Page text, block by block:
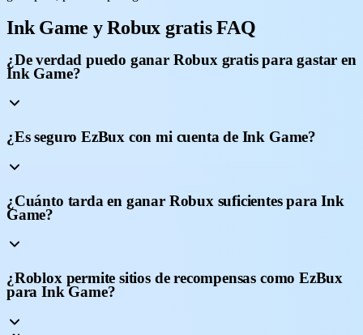
Ink Game y Robux gratis FAQ
¿De verdad puedo ganar Robux gratis para gastar en
Ink Game?
¿Es seguro EzBux con mi cuenta de Ink Game?
¿Cuánto tarda en ganar Robux suficientes para Ink
Game?
¿Roblox permite sitios de recompensas como EzBux
para Ink Game?